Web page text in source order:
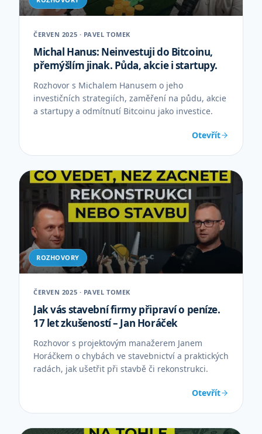
ČERVEN 2025 · PAVEL TOMEK
Michal Hanus: Neinvestuji do Bitcoinu,
přemýšlím jinak. Půda, akcie i startupy.
Rozhovor s Michalem Hanusem o jeho
investičních strategiích, zaměření na půdu, akcie
a startupy a odmítnutí Bitcoinu jako investice.
Otevřít
ROZHOVORY
ČERVEN 2025 · PAVEL TOMEK
Jak vás stavební firmy připraví o peníze.
17 let zkušeností – Jan Horáček
Rozhovor s projektovým manažerem Janem
Horáčkem o chybách ve stavebnictví a praktických
radách, jak ušetřit při stavbě či rekonstrukci.
Otevřít